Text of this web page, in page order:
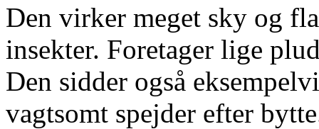
Den virker meget sky og
insekter. Foretager lige
Den sidder også
vagtsomt spejder efter